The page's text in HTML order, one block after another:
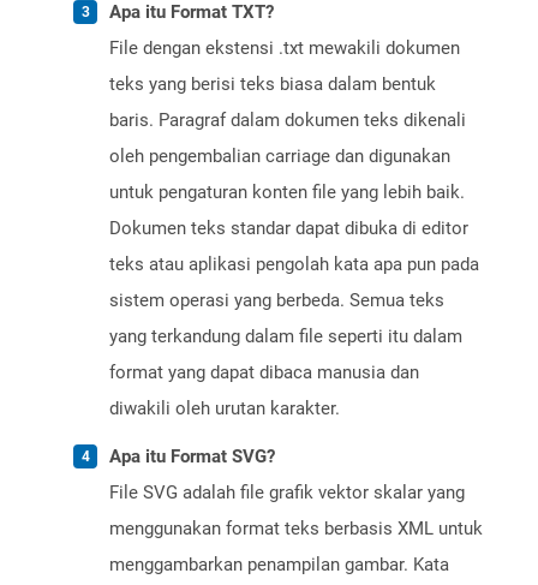
Apa itu Format TXT?
File dengan ekstensi .txt mewakili dokumen
teks yang berisi teks biasa dalam bentuk
baris. Paragraf dalam dokumen teks dikenali
oleh pengembalian carriage dan digunakan
untuk pengaturan konten file yang lebih baik.
Dokumen teks standar dapat dibuka di editor
teks atau aplikasi pengolah kata apa pun pada
sistem operasi yang berbeda. Semua teks
yang terkandung dalam file seperti itu dalam
format yang dapat dibaca manusia dan
diwakili oleh urutan karakter.
Apa itu Format SVG?
File SVG adalah file grafik vektor skalar yang
menggunakan format teks berbasis XML untuk
menggambarkan penampilan gambar. Kata